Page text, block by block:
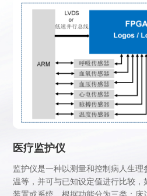
医疗监护仪
监护仪是一种以测量和控制病人生
温等，并可与已知设定值进行比较，